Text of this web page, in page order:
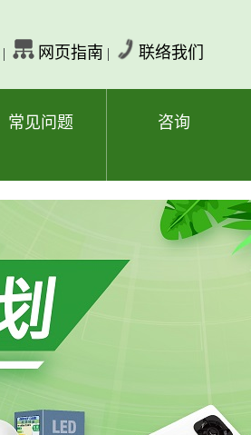
| 网页指南 | 联络我们
常见问题 咨询